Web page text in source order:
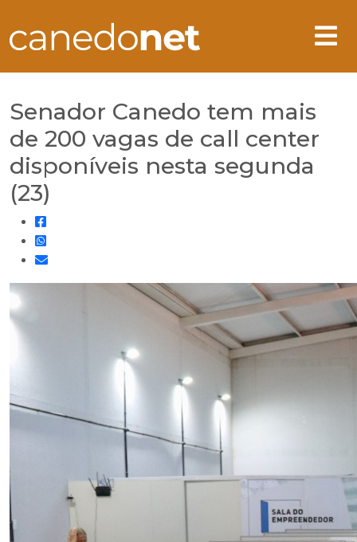
Senador Canedo tem mais
de 200 vagas de call center
disponíveis nesta segunda
(23)